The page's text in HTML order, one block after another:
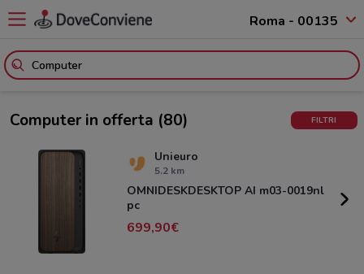
Roma - 00135
Computer in offerta (80) FILTRI
Unieuro
5.2 km
OMNIDESKDESKTOP AI m03-0019nl
pc
699,90